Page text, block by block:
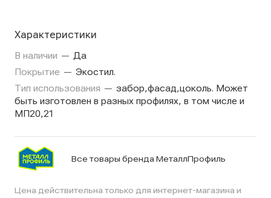
Характеристики
В наличии — Да
Покрытие — Экостил.
Тип использования — забор,фасад,цоколь. Может
быть изготовлен в разных профилях, в том числе и
МП20,21
Все товары бренда МеталлПрофиль
Цена действительна только для интернет-магазина и